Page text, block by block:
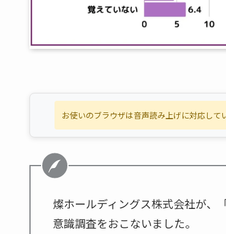
お使いのブラウザは音声読み上げに対応して
燦ホールディングス株式会社が、
意識調査をおこないました。